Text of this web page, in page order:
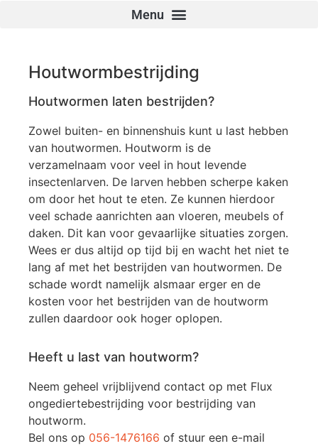
Houtwormbestrijding
Houtwormen laten bestrijden?
Zowel buiten- en binnenshuis kunt u last hebben
van houtwormen. Houtworm is de
verzamelnaam voor veel in hout levende
insectenlarven. De larven hebben scherpe kaken
om door het hout te eten. Ze kunnen hierdoor
veel schade aanrichten aan vloeren, meubels of
daken. Dit kan voor gevaarlijke situaties zorgen.
Wees er dus altijd op tijd bij en wacht het niet te
lang af met het bestrijden van houtwormen. De
schade wordt namelijk alsmaar erger en de
kosten voor het bestrijden van de houtworm
zullen daardoor ook hoger oplopen.
Heeft u last van houtworm?
Neem geheel vrijblijvend contact op met Flux
ongediertebestrijding voor bestrijding van
houtworm.
Bel ons op 056-1476166 of stuur een e-mail